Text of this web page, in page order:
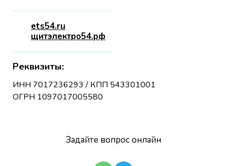
ets54.ru
щитэлектро54.рф
Реквизиты:
ИНН 7017236293 / КПП 543301001
ОГРН 1097017005580
Задайте вопрос онлайн